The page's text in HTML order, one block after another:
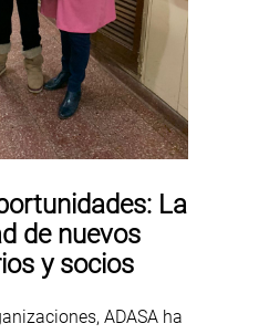
La
de nuevos
y socios
ADASA ha